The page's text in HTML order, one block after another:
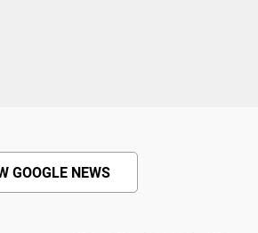
GOOGLE NEWS